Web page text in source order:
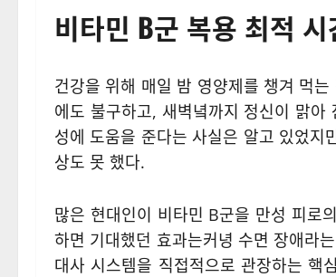
비타민 B군 복용 최적
건강을 위해 매일 밤 영양제를 챙겨 먹
에도 불구하고, 새벽녘까지 정신이 맑
성에 도움을 준다는 사실은 알고 있었
상도 못 했다.
많은 현대인이 비타민 B군을 만성 피로
하면 기대했던 효과는커녕 수면 장애라
대사 시스템을 직접적으로 관장하는 핵